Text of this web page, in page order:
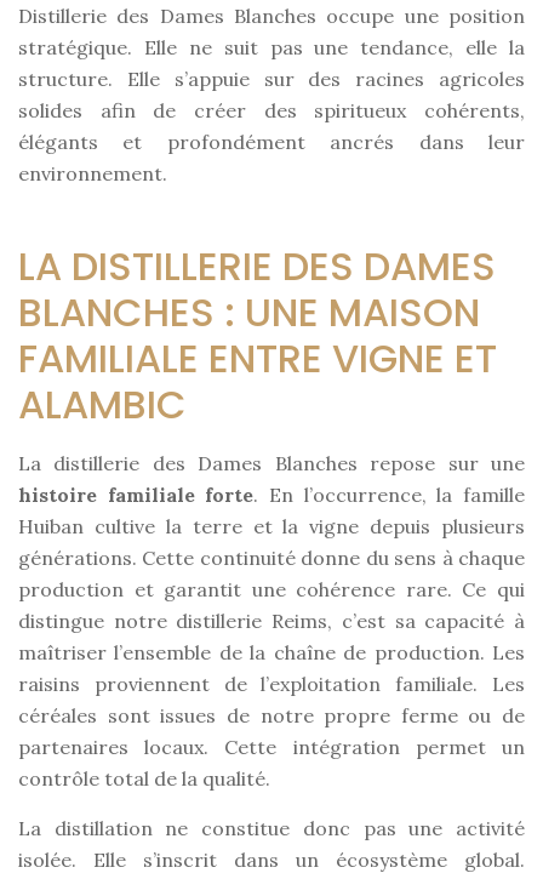
Distillerie des Dames Blanches occupe une position
stratégique. Elle ne suit pas une tendance, elle la
structure. Elle s’appuie sur des racines agricoles
solides afin de créer des spiritueux cohérents,
élégants et profondément ancrés dans leur
environnement.
LA DISTILLERIE DES DAMES
BLANCHES : UNE MAISON
FAMILIALE ENTRE VIGNE ET
ALAMBIC
La distillerie des Dames Blanches repose sur une
histoire familiale forte. En l’occurrence, la famille
Huiban cultive la terre et la vigne depuis plusieurs
générations. Cette continuité donne du sens à chaque
production et garantit une cohérence rare. Ce qui
distingue notre distillerie Reims, c’est sa capacité à
maîtriser l’ensemble de la chaîne de production. Les
raisins proviennent de l’exploitation familiale. Les
céréales sont issues de notre propre ferme ou de
partenaires locaux. Cette intégration permet un
contrôle total de la qualité.
La distillation ne constitue donc pas une activité
isolée. Elle s’inscrit dans un écosystème global.